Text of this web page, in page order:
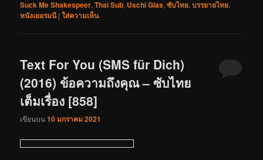
Suck Me Shakespeer,Thai Sub, Uschi Glas,ซับไทย,บรรยายไทย,
หนังเยอรมนี |ใส่ความเห็น
Text For You (SMS für Dich)
(2016) ข้อความถึงคุณ – ซับไทย
เต็มเรื่อง [858]
เขียนบน10 มกราคม 2021